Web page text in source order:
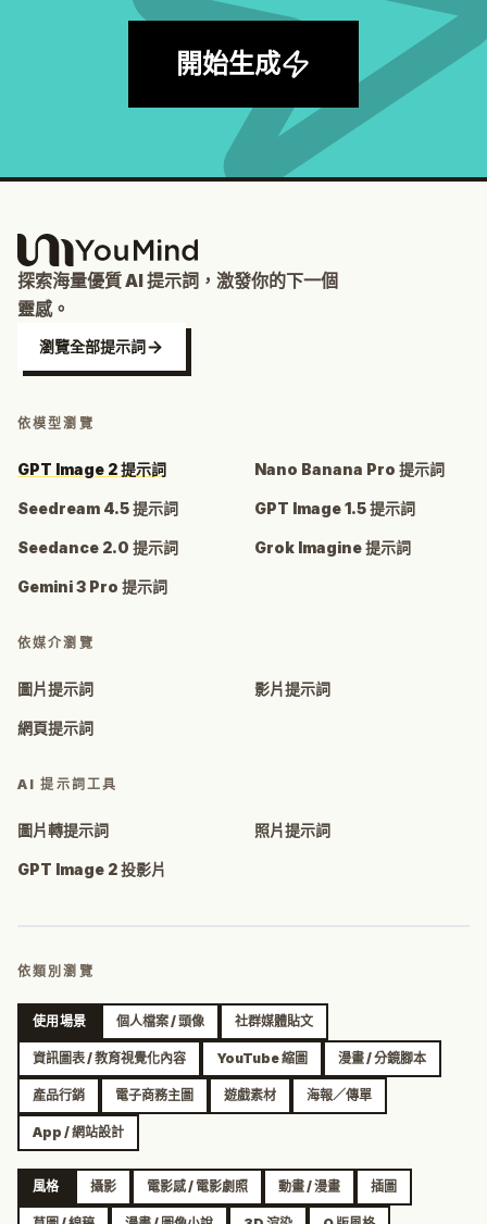
開始生成
探索海量優質 AI 提示詞，激發你的下一個
靈感。
瀏覽全部提示詞
依模型瀏覽
GPT Image 2 提示詞 Nano Banana Pro 提示詞
Seedream 4.5 提示詞 GPT Image 1.5 提示詞
Seedance 2.0 提示詞 Grok Imagine 提示詞
Gemini 3 Pro 提示詞
依媒介瀏覽
圖片提示詞 影片提示詞
網頁提示詞
AI 提示詞工具
圖片轉提示詞 照片提示詞
GPT Image 2 投影片
依類別瀏覽
使用場景 個人檔案 / 頭像 社群媒體貼文
資訊圖表 / 教育視覺化內容 YouTube 縮圖 漫畫 / 分鏡腳本
產品行銷 電子商務主圖 遊戲素材 海報／傳單
App / 網站設計
風格 攝影 電影感 / 電影劇照 動畫 / 漫畫 插圖